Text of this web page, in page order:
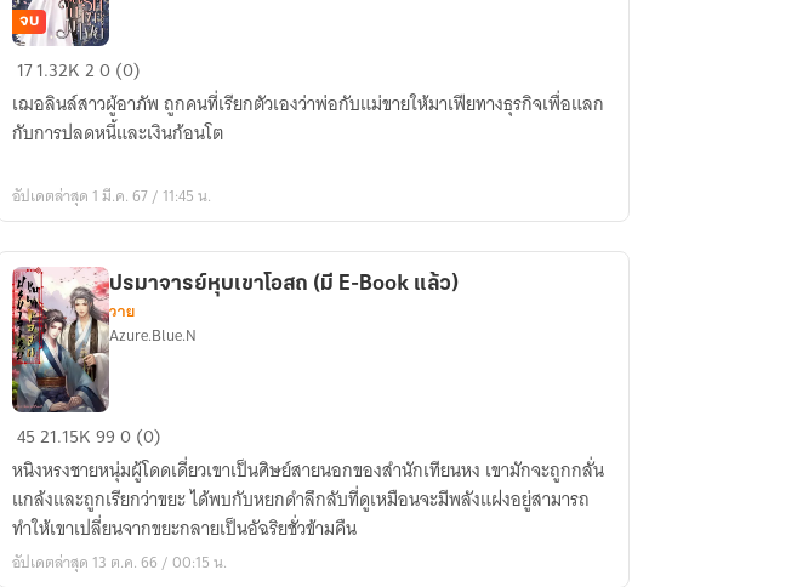
Book]
หนี้
ใน
เงา
(มี
Book)
จบ
171.32K20 (0)
เฌอลินล์สาวผู้อาภัพ ถูกคนที่เรียกตัวเองว่าพ่อกับแม่ขายให้มาเฟียทางธุรกิจเพื่อแลก
กับการปลดหนี้และเงินก้อนโต
อัปเดตล่าสุด 1 มี.ค. 67 / 11:45 น.
ปรมาจารย์
หุบเขา
โอสถ
(มี
E-
Book
ปรมาจารย์หุบเขาโอสถ (มี E-Book แล้ว)
วาย
Azure.Blue.N
4521.15K990 (0)
หนิงหรงชายหนุ่มผู้โดดเดี่ยวเขาเป็นศิษย์สายนอกของสำนักเทียนหง เขามักจะถูกกลั่น
แกล้งและถูกเรียกว่าขยะ ได้พบกับหยกดำลึกลับที่ดูเหมือนจะมีพลังแฝงอยู่สามารถ
ทำให้เขาเปลี่ยนจากขยะกลายเป็นอัฉริยชั่วข้ามคืน
อัปเดตล่าสุด 13 ต.ค. 66 / 00:15 น.